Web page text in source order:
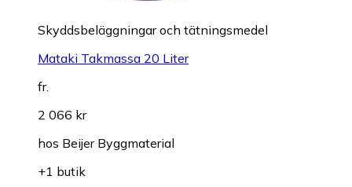
Skyddsbeläggningar och tätningsmedel
Mataki Takmassa 20 Liter
fr.
2 066 kr
hos Beijer Byggmaterial
+1 butik